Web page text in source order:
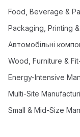
Food, Beverage &
Packaging, Printing
Автомобільні
Wood, Furniture &
Energy-Intensive
Multi-Site
Small & Mid-Size